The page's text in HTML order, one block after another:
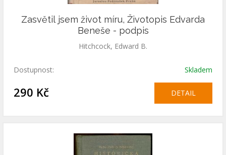
Zasvětil jsem život míru, Životopis Edvarda
Beneše - podpis
Hitchcock, Edward B.
Dostupnost: Skladem
290 Kč DETAIL